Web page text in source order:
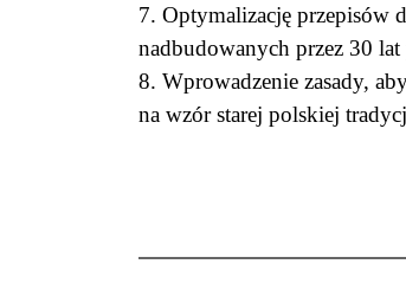
7. Optymalizację przepisów
nadbudowanych przez 30
8. Wprowadzenie zasady,
na wzór starej polskiej